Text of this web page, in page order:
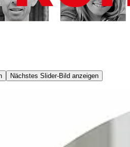
Nächstes Slider-Bild anzeigen